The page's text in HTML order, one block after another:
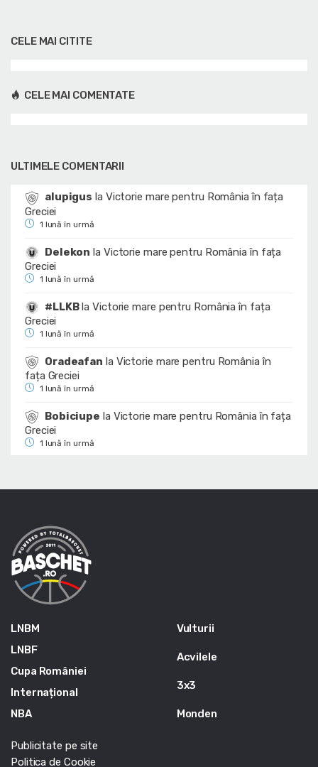
CELE MAI CITITE
CELE MAI COMENTATE
ULTIMELE COMENTARII
alupigus la Victorie mare pentru România în fața
Greciei
1 lună în urmă
Delekon la Victorie mare pentru România în fața
Greciei
1 lună în urmă
#LLKBlaVictorie mare pentru România în fața
Greciei
1 lună în urmă
Oradeafan la Victorie mare pentru România în
fața Greciei
1 lună în urmă
Bobiciupe la Victorie mare pentru România în fața
Greciei
1 lună în urmă
LNBM
LNBF
Cupa României
Internațional
NBA
Vulturii
Acvilele
3x3
Monden
Publicitate pe site
Politica de Cookie